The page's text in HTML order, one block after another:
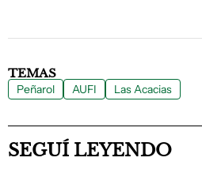
TEMAS
Peñarol AUFI Las Acacias
SEGUÍ LEYENDO